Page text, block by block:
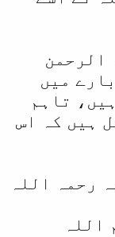
الرحمن
میں
تاہم
ہیں کہ اس
رحمہ اللہ